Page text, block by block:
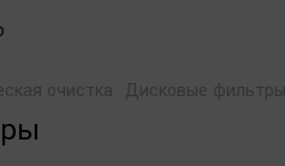
очистка Дисковые фильтры